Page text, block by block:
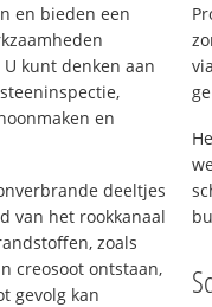
en bieden een
kunt denken aan
en
deeltjes
van het rookkanaal
zoals
creosoot ontstaan,
gevolg kan